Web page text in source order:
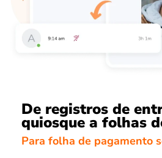
De registros de
quiosque a folhas
Para folha de pagamento